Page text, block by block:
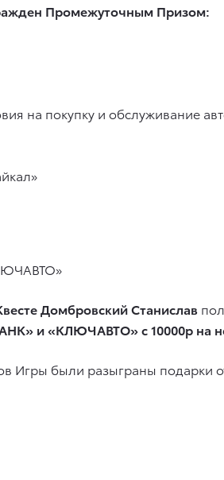
Промежуточным Призом:
на покупку и обслуживание
Домбровский Станислав
и «КЛЮЧАВТО» с 10000р на
Игры были разыграны подарки